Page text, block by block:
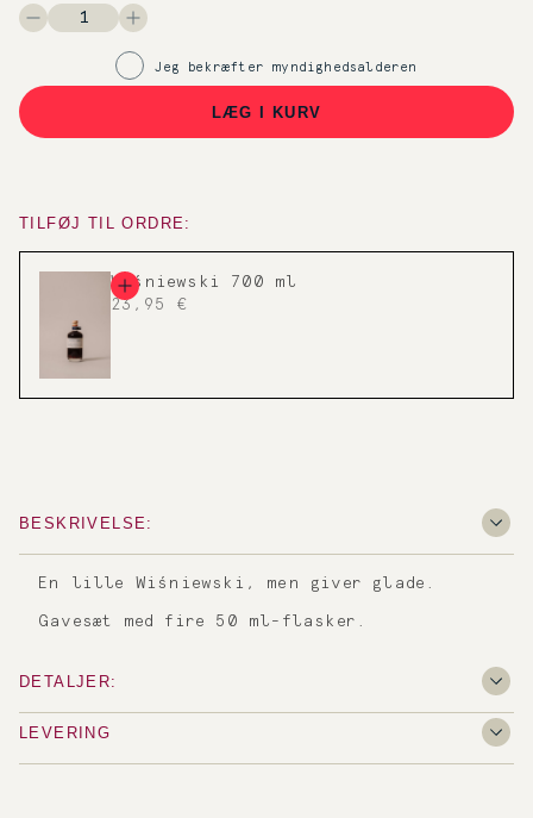
BESKRIVELSE:
En lille Wiśniewski, men giver glade.
Gavesæt med fire 50 ml-flasker.
DETALJER:
LEVERING
Jeg bekræfter myndighedsalderen
LÆG I KURV
TILFØJ TIL ORDRE:
Wiśniewski 700 ml
23,95 €